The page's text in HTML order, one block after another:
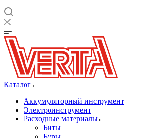
Каталог
Аккумуляторный инструмент
Электроинструмент
Расходные материалы
Биты
Буры